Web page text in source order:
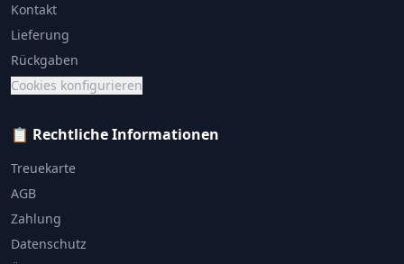
Kontakt
Lieferung
Rückgaben
Cookies konfigurieren
📋 Rechtliche Informationen
Treuekarte
AGB
Zahlung
Datenschutz